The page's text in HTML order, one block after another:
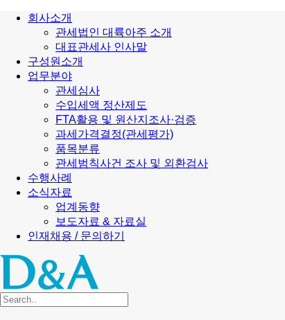
회사소개
관세법인 대륙아주 소개
대표관세사 인사말
구성원소개
업무분야
관세심사
수입세액 정산제도
FTA활용 및 원산지조사·검증
과세가격결정(관세평가)
품목분류
관세범칙사건 조사 및 외환검사
수행사례
소식자료
업계동향
보도자료 & 자료실
인재채용 / 문의하기